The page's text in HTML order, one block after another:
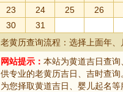
23
24 25 26
30
31
老黄历查询流程：选择上面年
网站提示： 本站为黄道吉日查询、
供专业的老黄历吉日、吉时查询
为您择取黄道吉日、婴儿起名